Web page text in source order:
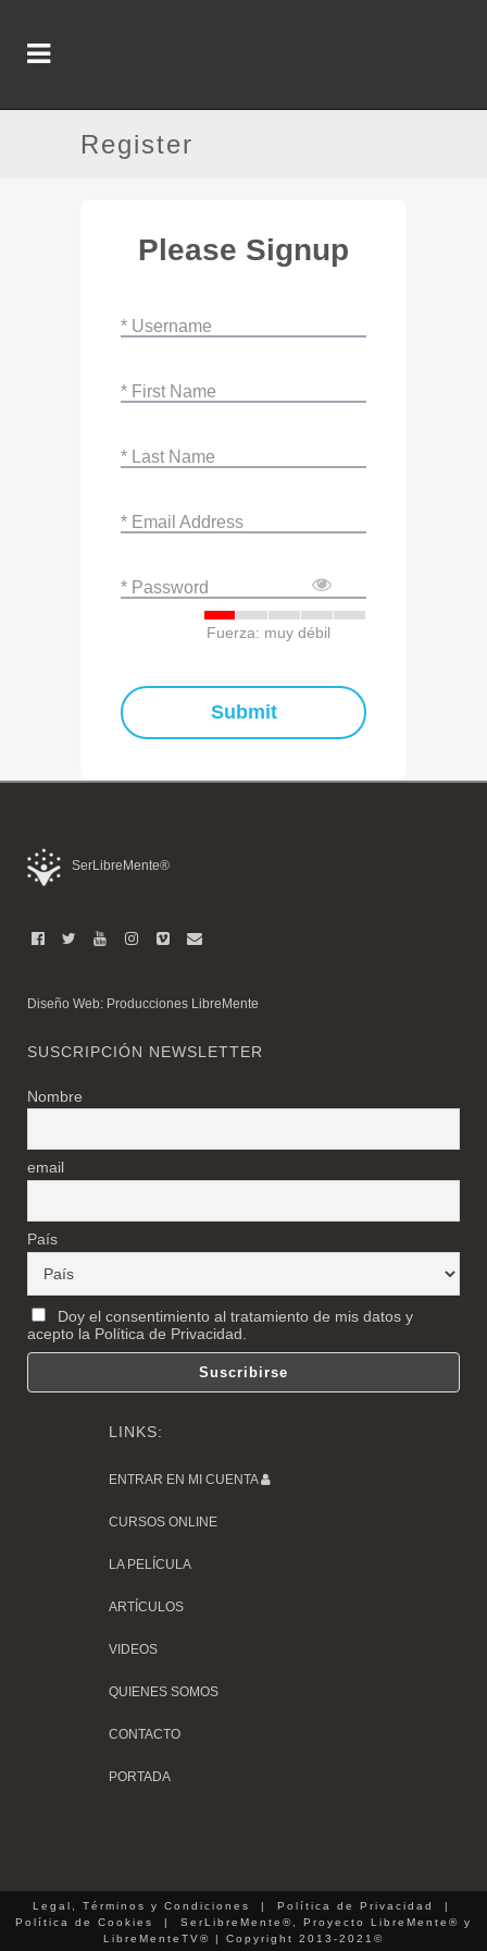
Register
Please Signup
* Username
* First Name
* Last Name
* Email Address
* Password
Fuerza: muy débil
Submit
SerLibreMente®
Diseño Web: Producciones LibreMente
SUSCRIPCIÓN NEWSLETTER
Nombre
email
País
Doy el consentimiento al tratamiento de mis datos y
acepto la Política de Privacidad.
LINKS:
ENTRAR EN MI CUENTA
CURSOS ONLINE
LA PELÍCULA
ARTÍCULOS
VIDEOS
QUIENES SOMOS
CONTACTO
PORTADA
Legal, Términos y Condiciones | Política de Privacidad
|
Política de Cookies
| SerLibreMente®, Proyecto LibreMente® y
LibreMenteTV® | Copyright 2013-2021©